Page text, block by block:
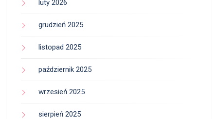
luty 2026
grudzień 2025
listopad 2025
październik 2025
wrzesień 2025
sierpień 2025